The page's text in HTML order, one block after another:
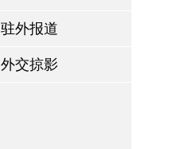
驻外报道
外交掠影